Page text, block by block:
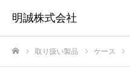
明誠株式会社
取り扱い製品 ケース